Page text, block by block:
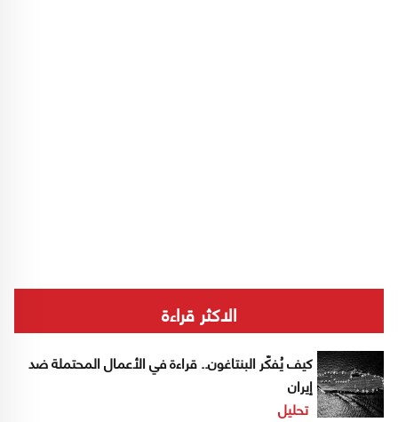
الاكثر قراءة
كيف يُفكّر البنتاغون.. قراءة في الأعمال المحتملة ضد
إيران
تحليل